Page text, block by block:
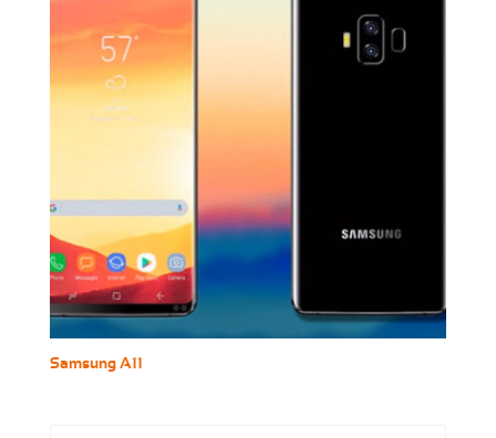
Samsung A11